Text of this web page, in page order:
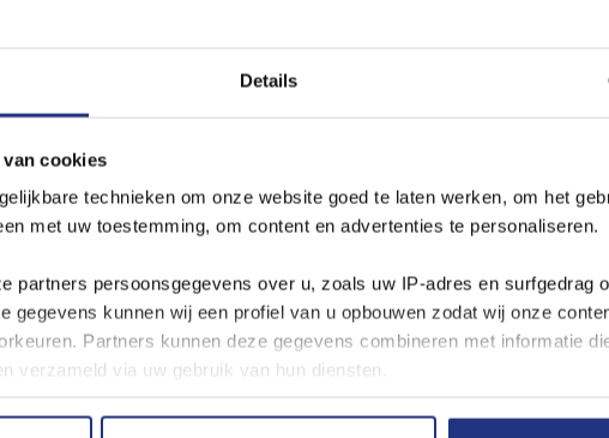
Details
cookies
technieken om onze website goed te laten werken, om het
met uw toestemming, om content en advertenties te personaliseren.
partners persoonsgegevens over u, zoals uw IP‑adres en surfgedrag
gegevens kunnen wij een profiel van u opbouwen zodat wij onze
Partners kunnen deze gegevens combineren met informatie
verzameld via uw gebruik van hun diensten.
7. Onder de 7, noemen we het water zuur. En is de pH-waarde groter
de norm voor drinkwater. De meest optimale waarde ligt tussen de 7,8 en de
waterproductiebedrijf. Voor drinkwater gelden strenge wettelijke
Open dan de pdf van het waterproductiebedrijf. Het betreft een
bijgewerkt. U kunt hieruit afleiden dat ons water voldoet aan alle wettelijke
Tilburg
naar dejaarcijfers per productielocatie.